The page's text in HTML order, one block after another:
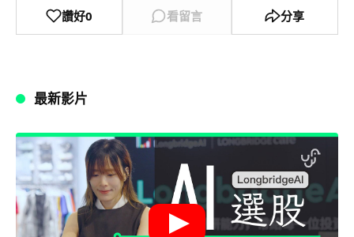
讚好0 看留言 分享
最新影片